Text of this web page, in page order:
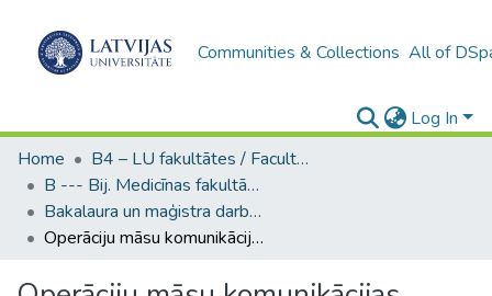
Communities & Collections All of
Log In
Home
B4 – LU fakultātes / Faculties of the UL
B --- Bij. Medicīnas fakultātes studentu noslēguma darbi / Faculty of Medicine - Graduate works
Bakalaura un maģistra darbi (MF) / Bachelor's and Master's theses
Operāciju māsu komunikācijas prasmes komandas darbā